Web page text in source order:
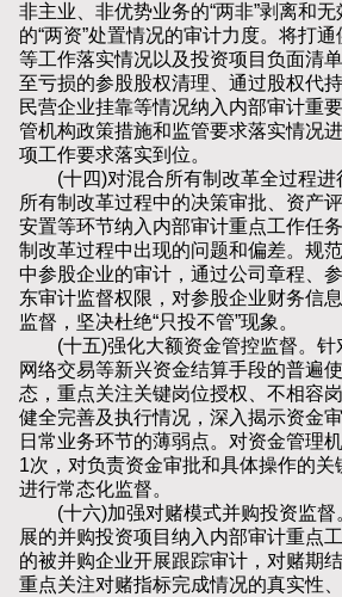
非主业、非优势业务的“两非”剥离和
的“两资”处置情况的审计力度。将打
等工作落实情况以及投资项目负面清
至亏损的参股股权清理、通过股权代
民营企业挂靠等情况纳入内部审计重
管机构政策措施和监管要求落实情况
项工作要求落实到位。
(十四)对混合所有制改革全过程进
所有制改革过程中的决策审批、资产
安置等环节纳入内部审计重点工作任
制改革过程中出现的问题和偏差。规
中参股企业的审计，通过公司章程、
东审计监督权限，对参股企业财务信
监督，坚决杜绝“只投不管”现象。
(十五)强化大额资金管控监督。针
网络交易等新兴资金结算手段的普遍
态，重点关注关键岗位授权、不相容
健全完善及执行情况，深入揭示资金
日常业务环节的薄弱点。对资金管理
1次，对负责资金审批和具体操作的关
进行常态化监督。
(十六)加强对赌模式并购投资监督
展的并购投资项目纳入内部审计重点
的被并购企业开展跟踪审计，对赌期
重点关注对赌指标完成情况的真实性